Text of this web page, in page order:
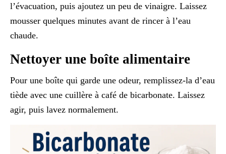
l’évacuation, puis ajoutez un peu de vinaigre. Laissez
mousser quelques minutes avant de rincer à l’eau
chaude.
Nettoyer une boîte alimentaire
Pour une boîte qui garde une odeur, remplissez-la d’eau
tiède avec une cuillère à café de bicarbonate. Laissez
agir, puis lavez normalement.